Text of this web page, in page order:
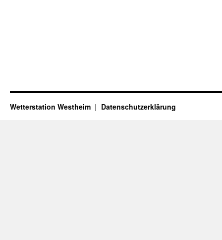
Wetterstation Westheim Datenschutzerklärung